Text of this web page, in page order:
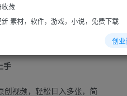
您当前未登录！建议登陆后购买，办理会员
手
藏
素材，软件，游戏，小说，免费下载
创